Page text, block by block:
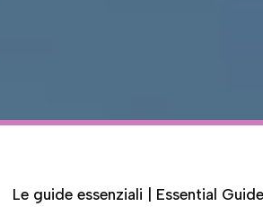
Le guide essenziali | Essential